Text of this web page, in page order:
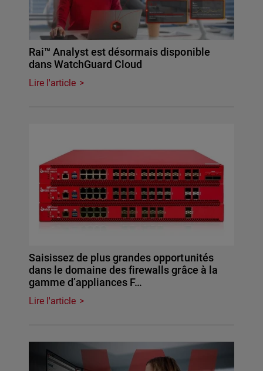
Rai™ Analyst est désormais disponible
dans WatchGuard Cloud
Lire l'article
Saisissez de plus grandes opportunités
dans le domaine des firewalls grâce à la
gamme d’appliances F…
Lire l'article